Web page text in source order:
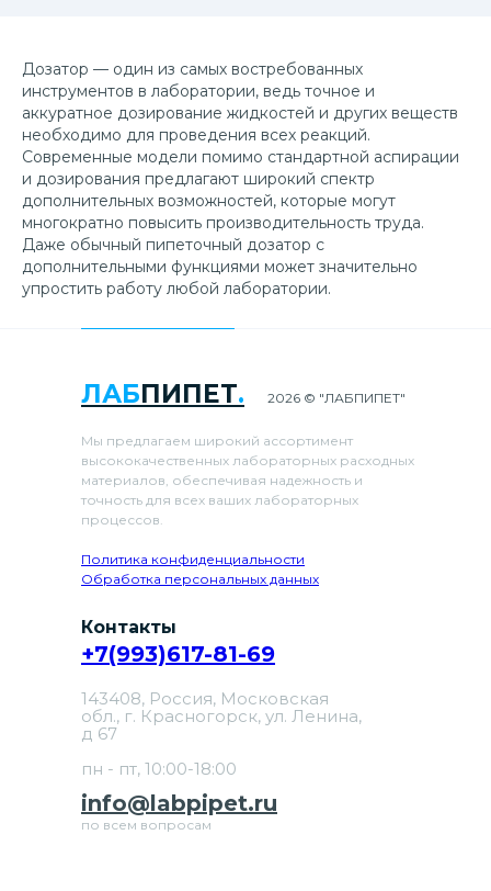
Дозатор — один из самых востребованных
инструментов в лаборатории, ведь точное и
аккуратное дозирование жидкостей и других веществ
необходимо для проведения всех реакций.
Современные модели помимо стандартной аспирации
и дозирования предлагают широкий спектр
дополнительных возможностей, которые могут
многократно повысить производительность труда.
Даже обычный пипеточный дозатор с
дополнительными функциями может значительно
упростить работу любой лаборатории.
ЛАБПИПЕТ.
Мы предлагаем широкий ассортимент
высококачественных лабораторных расходных
материалов, обеспечивая надежность и
точность для всех ваших лабораторных
процессов.
Политика конфиденциальности
Обработка персональных данных
2026 © "ЛАБПИПЕТ"
Контакты
info@labpipet.ru
+7(993)617-81-69
по всем вопросам
143408, Россия, Московская
обл., г. Красногорск, ул. Ленина,
д 67
пн - пт, 10:00-18:00